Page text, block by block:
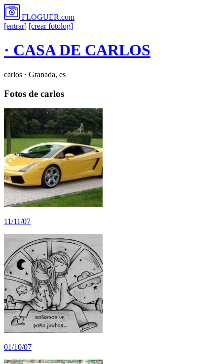
FLOGUER.com
[entrar] [crear fotolog]
· CASA DE CARLOS
carlos · Granada, es
Fotos de carlos
11/11/07
01/10/07